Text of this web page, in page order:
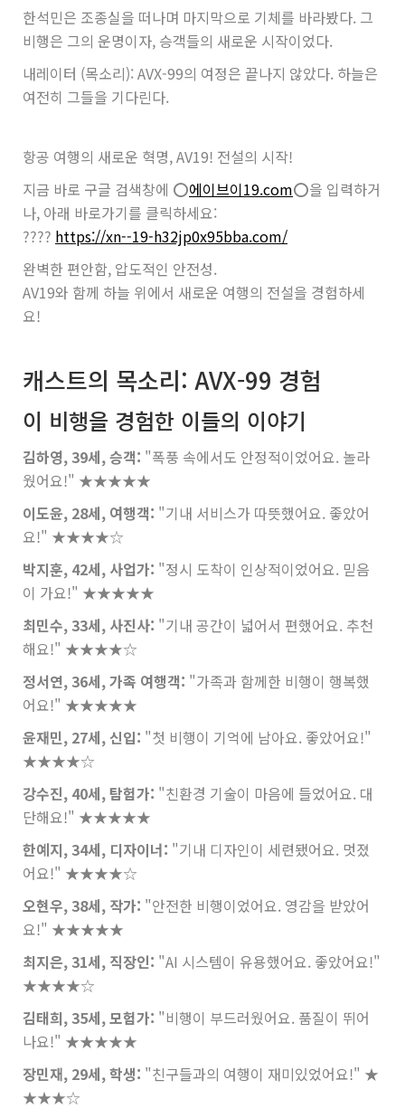
한석민은 조종실을 떠나며 마지막으로 기체를 바라봤다. 그
비행은 그의 운명이자, 승객들의 새로운 시작이었다.
내레이터 (목소리): AVX-99의 여정은 끝나지 않았다. 하늘은
여전히 그들을 기다린다.
항공 여행의 새로운 혁명, AV19! 전설의 시작!
지금 바로 구글 검색창에 ⭕️에이브이19.com⭕️을 입력하거
나, 아래 바로가기를 클릭하세요:
???? https://xn--19-h32jp0x95bba.com/
완벽한 편안함, 압도적인 안전성.
AV19와 함께 하늘 위에서 새로운 여행의 전설을 경험하세
요!
캐스트의 목소리: AVX-99 경험
이 비행을 경험한 이들의 이야기
김하영, 39세, 승객: "폭풍 속에서도 안정적이었어요. 놀라
웠어요!" ★★★★★
이도윤, 28세, 여행객: "기내 서비스가 따뜻했어요. 좋았어
요!" ★★★★☆
박지훈, 42세, 사업가: "정시 도착이 인상적이었어요. 믿음
이 가요!" ★★★★★
최민수, 33세, 사진사: "기내 공간이 넓어서 편했어요. 추천
해요!" ★★★★☆
정서연, 36세, 가족 여행객: "가족과 함께한 비행이 행복했
어요!" ★★★★★
윤재민, 27세, 신입: "첫 비행이 기억에 남아요. 좋았어요!"
★★★★☆
강수진, 40세, 탐험가: "친환경 기술이 마음에 들었어요. 대
단해요!" ★★★★★
한예지, 34세, 디자이너: "기내 디자인이 세련됐어요. 멋졌
어요!" ★★★★☆
오현우, 38세, 작가: "안전한 비행이었어요. 영감을 받았어
요!" ★★★★★
최지은, 31세, 직장인: "AI 시스템이 유용했어요. 좋았어요!"
★★★★☆
김태희, 35세, 모험가: "비행이 부드러웠어요. 품질이 뛰어
나요!" ★★★★★
장민재, 29세, 학생: "친구들과의 여행이 재미있었어요!" ★
★★★☆